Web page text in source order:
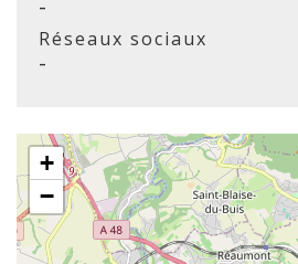
Réseaux sociaux
-
+
−